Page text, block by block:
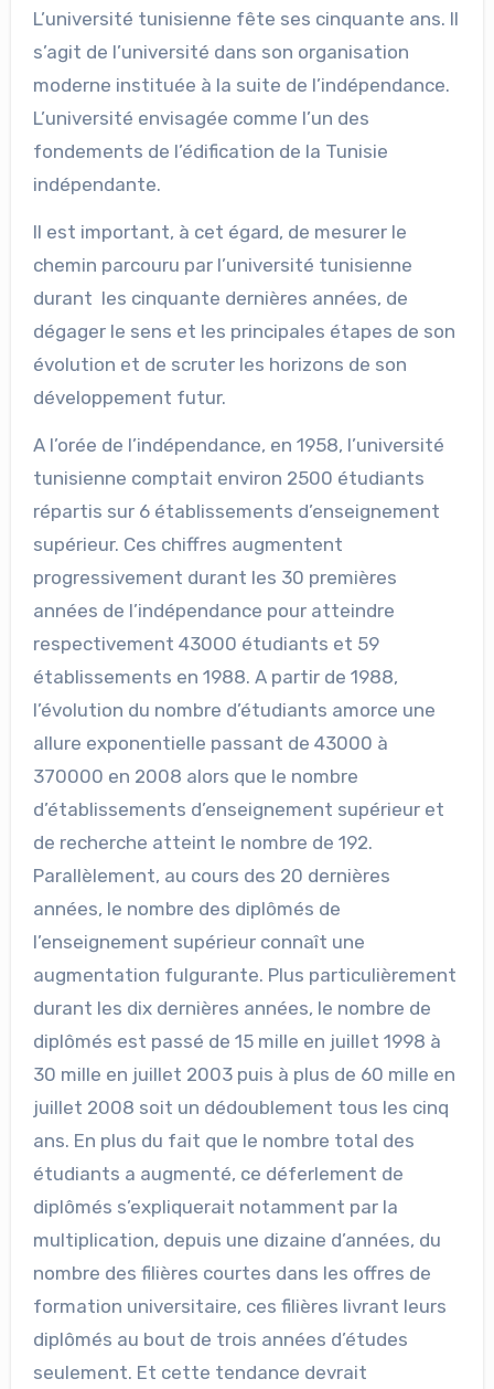
L’université tunisienne fête ses cinquante ans. Il
s’agit de l’université dans son organisation
moderne instituée à la suite de l’indépendance.
L’université envisagée comme l’un des
fondements de l’édification de la Tunisie
indépendante.
Il est important, à cet égard, de mesurer le
chemin parcouru par l’université tunisienne
durant les cinquante dernières années, de
dégager le sens et les principales étapes de son
évolution et de scruter les horizons de son
développement futur.
A l’orée de l’indépendance, en 1958, l’université
tunisienne comptait environ 2500 étudiants
répartis sur 6 établissements d’enseignement
supérieur. Ces chiffres augmentent
progressivement durant les 30 premières
années de l’indépendance pour atteindre
respectivement 43000 étudiants et 59
établissements en 1988. A partir de 1988,
l’évolution du nombre d’étudiants amorce une
allure exponentielle passant de 43000 à
370000 en 2008 alors que le nombre
d’établissements d’enseignement supérieur et
de recherche atteint le nombre de 192.
Parallèlement, au cours des 20 dernières
années, le nombre des diplômés de
l’enseignement supérieur connaît une
augmentation fulgurante. Plus particulièrement
durant les dix dernières années, le nombre de
diplômés est passé de 15 mille en juillet 1998 à
30 mille en juillet 2003 puis à plus de 60 mille en
juillet 2008 soit un dédoublement tous les cinq
ans. En plus du fait que le nombre total des
étudiants a augmenté, ce déferlement de
diplômés s’expliquerait notamment par la
multiplication, depuis une dizaine d’années, du
nombre des filières courtes dans les offres de
formation universitaire, ces filières livrant leurs
diplômés au bout de trois années d’études
seulement. Et cette tendance devrait